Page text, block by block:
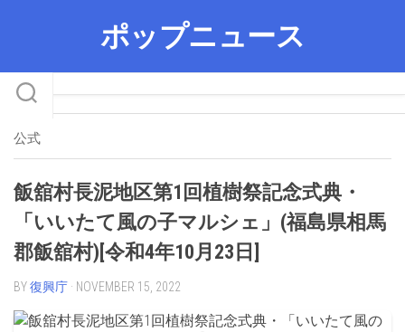
ポップニュース
公式
飯舘村長泥地区第1回植樹祭記念式典・
「いいたて風の子マルシェ」(福島県相馬
郡飯舘村)[令和4年10月23日]
BY復興庁 · NOVEMBER 15, 2022